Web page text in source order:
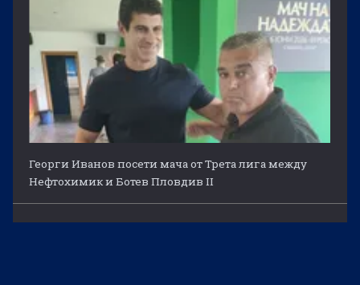
Георги Иванов посети мача от Трета лига между
Нефтохимик и Ботев Пловдив II